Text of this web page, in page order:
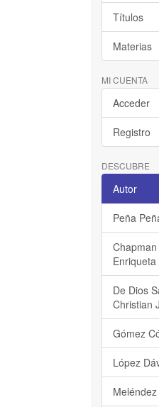
Títulos
Materias
MI CUENTA
Acceder
Registro
DESCUBRE
Autor
Peña
Enriqueta
De Dios
Christian
Gómez
López